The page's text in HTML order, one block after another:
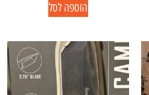
הוספה לסל